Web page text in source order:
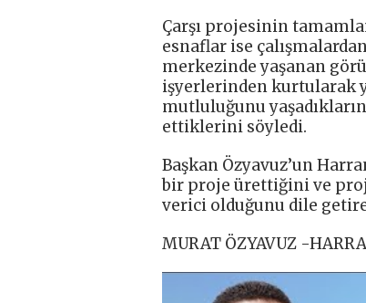
Çarşı projesinin
esnaflar ise
merkezinde yaşanan
işyerlerinden kurtularak
mutluluğunu
ettiklerini söyledi.
Başkan Özyavuz’un
bir proje ürettiğini ve
verici olduğunu dile
MURAT ÖZYAVUZ -